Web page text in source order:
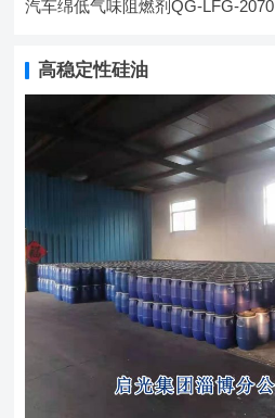
汽车绵低气味阻燃剂QG-LFG-2070
高稳定性硅油